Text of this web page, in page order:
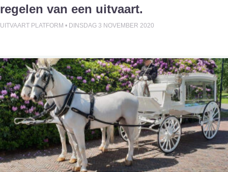
regelen van een uitvaart.
UITVAART PLATFORM • DINSDAG 3 NOVEMBER 2020